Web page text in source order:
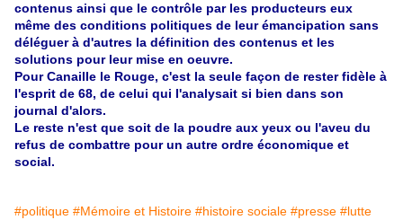
contenus ainsi que le contrôle par les producteurs eux
même des conditions politiques de leur émancipation sans
déléguer à d'autres la définition des contenus et les
solutions pour leur mise en oeuvre.
Pour Canaille le Rouge, c'est la seule façon de rester fidèle à
l'esprit de 68, de celui qui l'analysait si bien dans son
journal d'alors.
Le reste n'est que soit de la poudre aux yeux ou l'aveu du
refus de combattre pour un autre ordre économique et
social.
#politique #Mémoire et Histoire #histoire sociale #presse #lutte